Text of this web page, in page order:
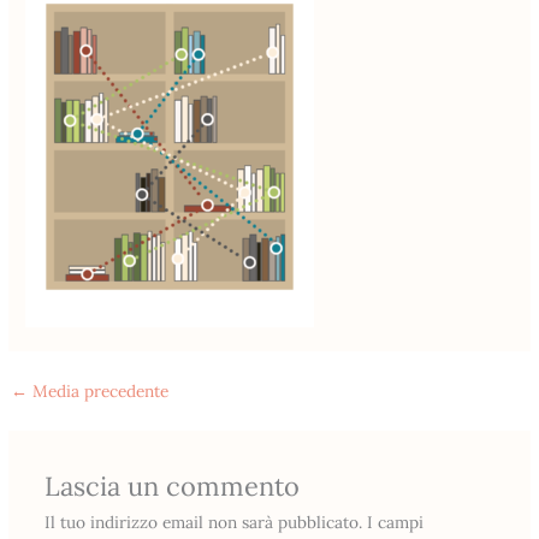
← Media precedente
Lascia un commento
Il tuo indirizzo email non sarà pubblicato. I campi